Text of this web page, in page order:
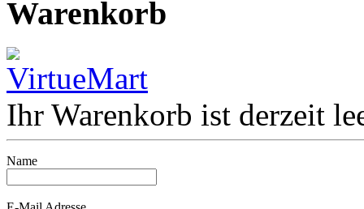
Warenkorb
Ihr Warenkorb ist derzeit
Name